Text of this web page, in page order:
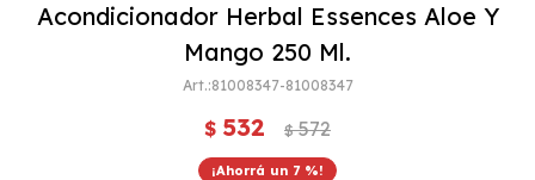
Acondicionador Herbal Essences Aloe Y
Mango 250 Ml.
81008347-81008347
$ 532 $ 572
7